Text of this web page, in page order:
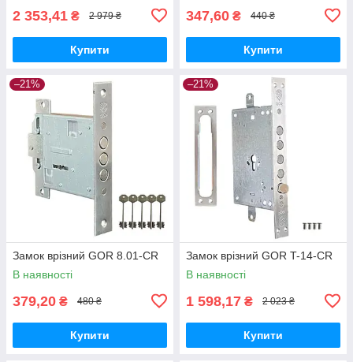
2 353,41 ₴ 2 979 ₴
Купити
347,60 ₴ 440 ₴
Купити
–21%
Замок врізний GOR 8.01-CR
В наявності
379,20 ₴ 480 ₴
Купити
–21%
Замок врізний GOR T-14-CR
В наявності
1 598,17 ₴ 2 023 ₴
Купити